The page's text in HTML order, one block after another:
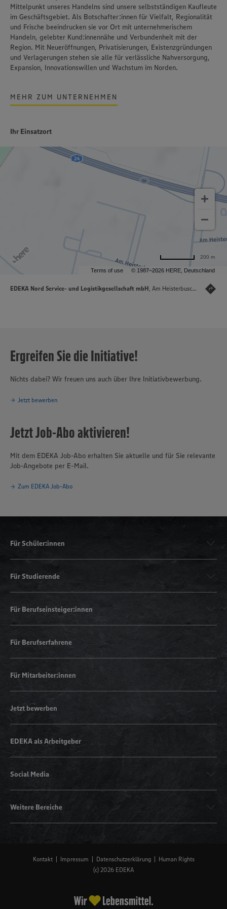
Mittelpunkt unseres Handelns sind unsere selbstständigen Kaufleute
im Geschäftsgebiet. Als Botschafter:innen für Vielfalt, Regionalität
und Frische beeindrucken sie vor Ort mit unternehmerischem
Handeln, gelebter Kund:innennähe und Verbundenheit mit der
Region. Mit Neueröffnungen, Privatisierungen, Existenzgründungen
und Verlagerungen stehen sie alle für verlässliche Nahversorgung,
Expansion, Innovationswillen und Wachstum im Norden.
MEHR ZUM UNTERNEHMEN
Ihr Einsatzort
Terms of use © 1987–2026 HERE, Deutschland
200 m
EDEKA Nord Service- und Logistikgesellschaft mbH, Am Heisterbusch 22, 19246 Lüttow-Valluhn
Ergreifen Sie die Initiative!
Nichts dabei? Wir freuen uns auch über Ihre Initiativbewerbung.
Jetzt bewerben
Jetzt Job-Abo aktivieren!
Mit dem EDEKA Job-Abo erhalten Sie aktuelle und für Sie relevante
Job-Angebote per E-Mail.
Zum EDEKA Job-Abo
Für Schüler:innen
Für Studierende
Für Berufseinsteiger:innen
Für Berufserfahrene
Für Mitarbeiter:innen
Jetzt bewerben
EDEKA als Arbeitgeber
Social Media
Weitere Bereiche
Kontakt Impressum Datenschutzerklärung
Human Rights
(c) 2026 EDEKA